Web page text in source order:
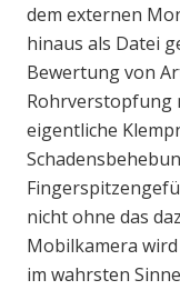
dem externen
hinaus als Datei
Bewertung von
Rohrverstopfung
eigentliche
nicht ohne das
Mobilkamera
im wahrsten